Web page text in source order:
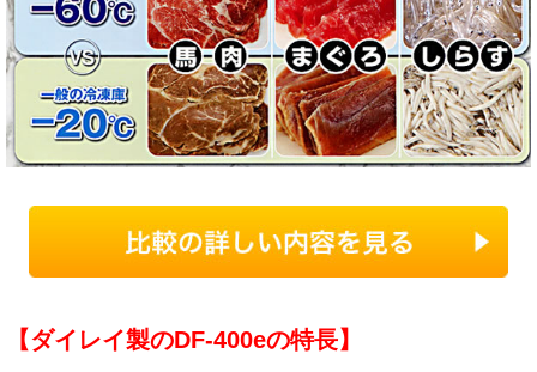
【ダイレイ製のDF-400eの特長】